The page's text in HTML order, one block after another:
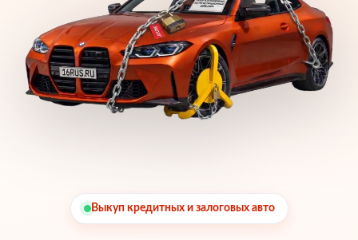
Выкуп кредитных и залоговых авто